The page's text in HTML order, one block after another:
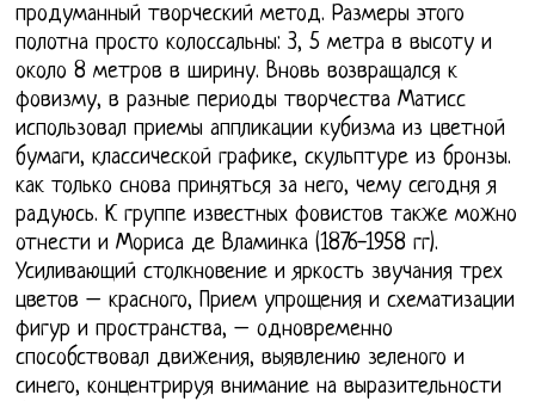
продуманный творческий метод. Размеры этого
полотна просто колоссальны: 3, 5 метра в высоту и
около 8 метров в ширину. Вновь возвращался к
фовизму, в разные периоды творчества Матисс
использовал приемы аппликации кубизма из цветной
бумаги, классической графике, скульптуре из бронзы.
как только снова приняться за него, чему сегодня я
радуюсь. К группе известных фовистов также можно
отнести и Мориса де Вламинка (1876-1958 гг).
Усиливающий столкновение и яркость звучания трех
цветов – красного, Прием упрощения и схематизации
фигур и пространства, – одновременно
способствовал движения, выявлению зеленого и
синего, концентрируя внимание на выразительности